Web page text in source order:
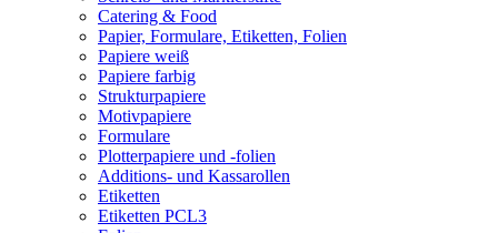
Catering & Food
Papier, Formulare, Etiketten, Folien
Papiere weiß
Papiere farbig
Strukturpapiere
Motivpapiere
Formulare
Plotterpapiere und -folien
Additions- und Kassarollen
Etiketten
Etiketten PCL3